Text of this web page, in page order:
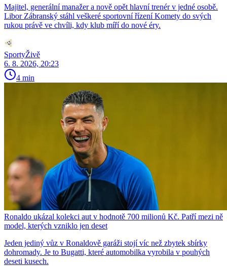
Majitel, generální manažer a nově opět hlavní trenér v jedné osobě.
Libor Zábranský stáhl veškeré sportovní řízení Komety do svých
rukou právě ve chvíli, kdy klub míří do nové éry.
SportyŽivě
6. 8. 2026, 20:23
4 min
Ronaldo ukázal kolekci aut v hodnotě 700 milionů Kč. Patří mezi ně
model, kterých vzniklo jen deset
Jeden jediný vůz v Ronaldově garáži stojí víc než zbytek sbírky
dohromady. Je to Bugatti, které automobilka vyrobila v pouhých
deseti kusech.